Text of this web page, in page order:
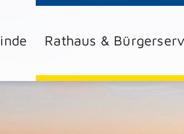
Rathaus &